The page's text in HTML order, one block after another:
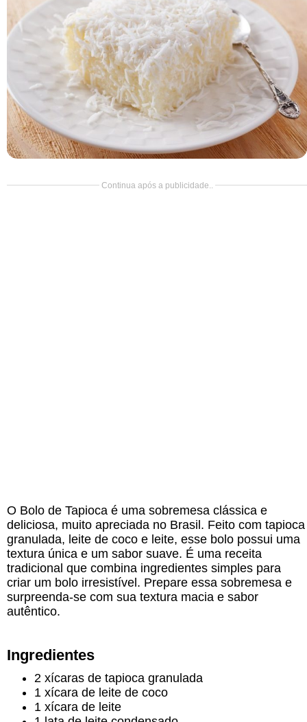
Doce
Pão
Salada
Almoço
Cocada
Continua após a publicidade..
O Bolo de Tapioca é uma sobremesa clássica e
deliciosa, muito apreciada no Brasil. Feito com tapioca
granulada, leite de coco e leite, esse bolo possui uma
textura única e um sabor suave. É uma receita
tradicional que combina ingredientes simples para
criar um bolo irresistível. Prepare essa sobremesa e
surpreenda-se com sua textura macia e sabor
autêntico.
Ingredientes
2 xícaras de tapioca granulada
1 xícara de leite de coco
1 xícara de leite